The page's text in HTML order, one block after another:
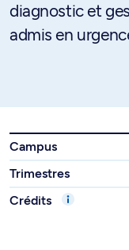
diagnostic et
admis en
Campus
Trimestres
Crédits